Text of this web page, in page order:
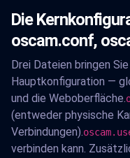
Die
oscam.conf,
Drei Dateien bringen
Hauptkonfiguration —
und die Weboberfläche.
(entweder physische
Verbindungen).
verbinden kann.